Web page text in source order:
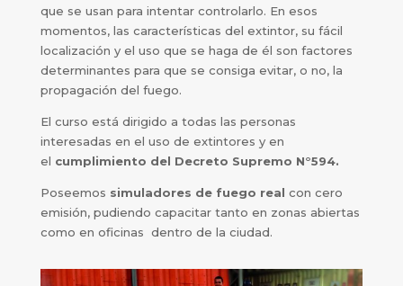
que se usan para intentar controlarlo. En esos
momentos, las características del extintor, su fácil
localización y el uso que se haga de él son factores
determinantes para que se consiga evitar, o no, la
propagación del fuego.
El curso está dirigido a todas las personas
interesadas en el uso de extintores y en
el cumplimiento del Decreto Supremo N°594.
Poseemos simuladores de fuego real con cero
emisión, pudiendo capacitar tanto en zonas abiertas
como en oficinas dentro de la ciudad.